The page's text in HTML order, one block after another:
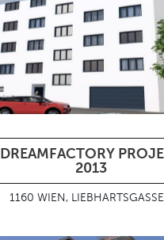
DREAMFACTORY
2013
1160 WIEN,